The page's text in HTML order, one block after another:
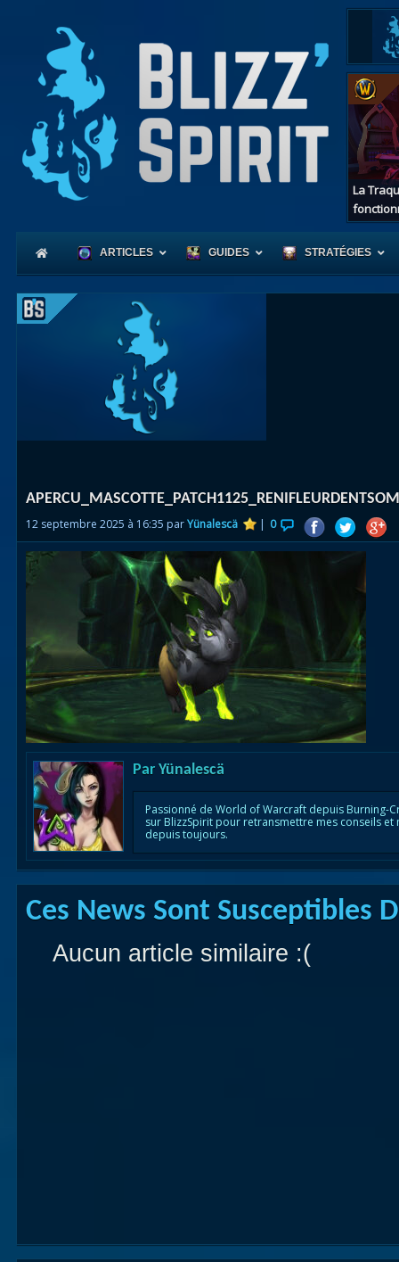
La
ARTICLES GUIDES
des îles
le vol
Uldum
Val
STRATÉGIES
12 septembre 2025 à 16:35 parYünalescä | 0
Par Yünalescä
Passionné de World of Warcraft depuis Burning-
sur BlizzSpirit pour retransmettre mes conseils
depuis toujours.
Ces News Sont Susceptibles
Aucun article similaire :(